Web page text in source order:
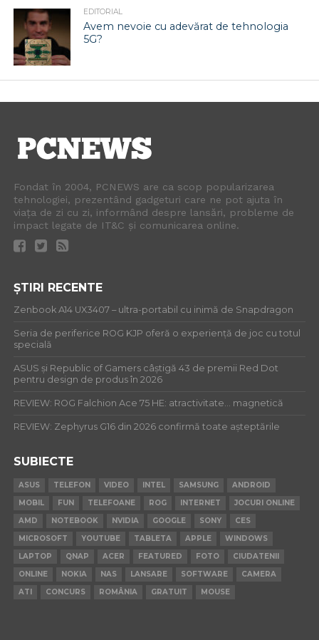
EDITORIAL
Avem nevoie cu adevărat de tehnologia
5G?
Fondat în 2004, PCNEWS are ca scop popularizarea
tehnologiei, prezentând gadgeturi care ne pot ajuta în
viața de zi cu zi, informând despre lansări, probleme de
impact legate de IT&C și comunicarea online.
ȘTIRI RECENTE
Zenbook A14 UX3407 – ultra-portabil cu inimă de Snapdragon
Seria de periferice ROG KJP oferă o experiență de joc cu totul
specială
ASUS și Republic of Gamers câștigă 43 de premii Red Dot
pentru design de produs în 2026
REVIEW: ROG Falchion Ace 75 HE: atractivitate… magnetică
REVIEW: Zephyrus G16 din 2026 confirmă toate așteptările
SUBIECTE
ASUS TELEFON VIDEO INTEL SAMSUNG
ANDROID
MOBIL
FUN TELEFOANE ROG INTERNET
JOCURI ONLINE
AMD
NOTEBOOK NVIDIA GOOGLE SONY
CES
MICROSOFT
YOUTUBE TABLETA APPLE
WINDOWS
LAPTOP
QNAP ACER FEATURED FOTO
CIUDATENII
ONLINE
NOKIA NAS LANSARE SOFTWARE
CAMERA
ATI
CONCURS ROMÂNIA GRATUIT MOUSE